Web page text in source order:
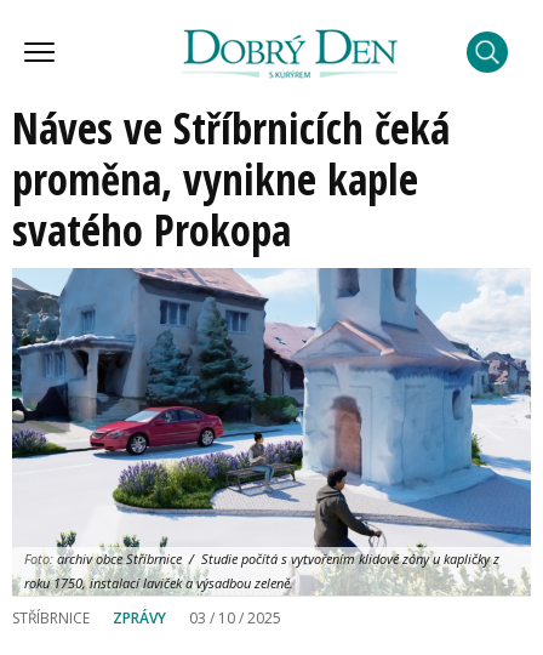
Náves ve Stříbrnicích čeká
proměna, vynikne kaple
svatého Prokopa
Foto: archiv obce Stříbrnice / Studie počítá s vytvořením klidové zóny u kapličky z
roku 1750, instalací laviček a výsadbou zeleně.
STŘÍBRNICE ZPRÁVY 03 / 10 / 2025